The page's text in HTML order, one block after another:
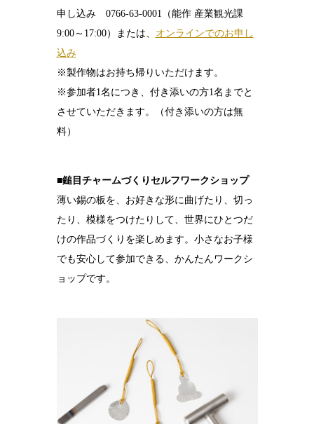
申し込み 0766-63-0001（能作 産業観光課
9:00～17:00）または、 オンラインでのお申し
込み
※製作物はお持ち帰りいただけます。
※参加者1名につき、付き添いの方1名までと
させていただきます。（付き添いの方は無
料）
■鎚目チャームづくりセルフワークショップ
薄い錫の板を、お好きな形に曲げたり、切っ
たり、模様をつけたりして、世界にひとつだ
けの作品づくりを楽しめます。小さなお子様
でも安心して参加できる、かんたんワークシ
ョップです。